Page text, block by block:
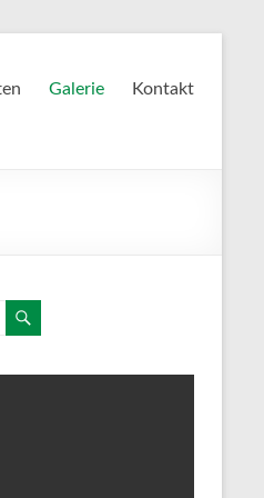
Galerie Kontakt